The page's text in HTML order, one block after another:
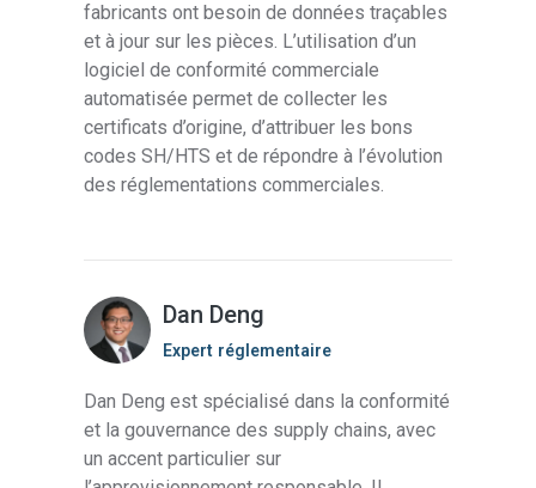
fabricants ont besoin de données traçables
et à jour sur les pièces. L’utilisation d’un
logiciel de conformité commerciale
automatisée permet de collecter les
certificats d’origine, d’attribuer les bons
codes SH/HTS et de répondre à l’évolution
des réglementations commerciales.
Dan Deng
Expert réglementaire
Dan Deng est spécialisé dans la conformité
et la gouvernance des supply chains, avec
un accent particulier sur